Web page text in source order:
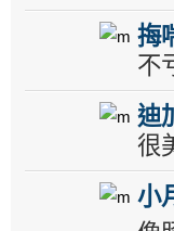
挴
不
迪
很
小